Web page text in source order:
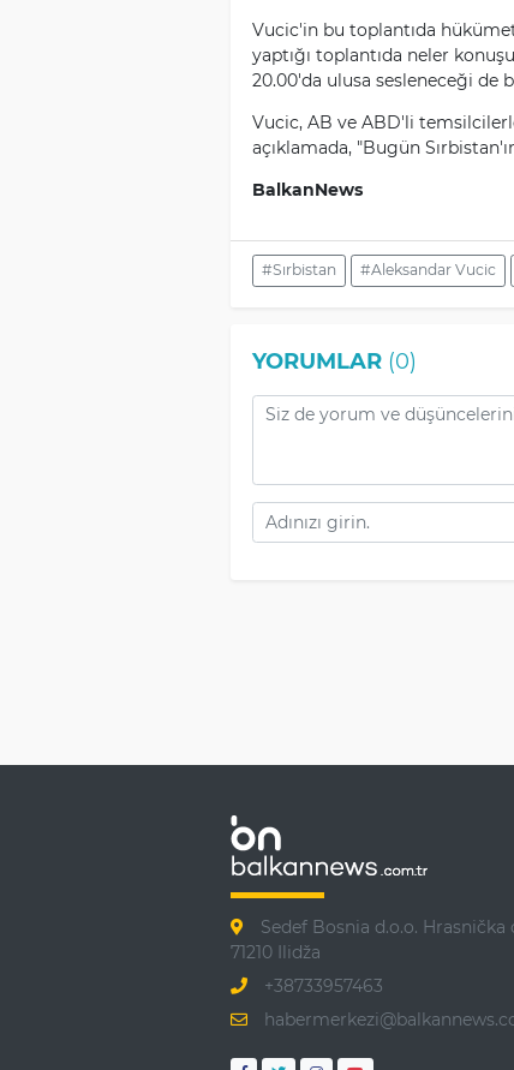
Vucic'in bu toplantıda
yaptığı toplantıda neler
20.00'da ulusa sesleneceği de
Vucic, AB ve ABD'li
açıklamada, "Bugün
BalkanNews
#Sırbistan #Aleksandar Vucic
YORUMLAR(0)
Sedef Bosnia d.o.o. Hrasnička
71210 Ilidža
+38733957463